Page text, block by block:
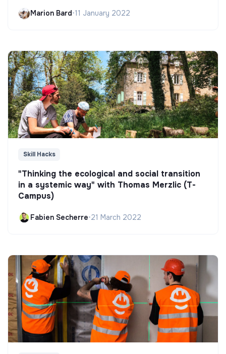
Marion Bard•11 January 2022
Skill Hacks
"Thinking the ecological and social transition
in a systemic way" with Thomas Merzlic (T-
Campus)
Fabien Secherre•21 March 2022